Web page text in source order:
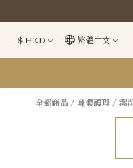
$ HKD 繁體中文
全部商品 / 身體護理 / 潔